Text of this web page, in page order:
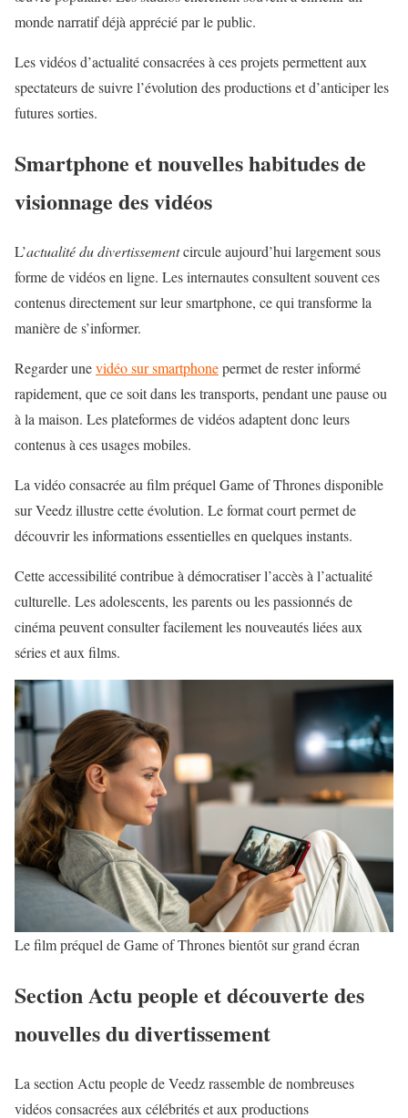
monde narratif déjà apprécié par le public.
Les vidéos d’actualité consacrées à ces projets permettent aux
spectateurs de suivre l’évolution des productions et d’anticiper les
futures sorties.
Smartphone et nouvelles habitudes de
visionnage des vidéos
L’actualité du divertissementcircule aujourd’hui largement sous
forme de vidéos en ligne. Les internautes consultent souvent ces
contenus directement sur leur smartphone, ce qui transforme la
manière de s’informer.
Regarder unevidéo sur smartphonepermet de rester informé
rapidement, que ce soit dans les transports, pendant une pause ou
à la maison. Les plateformes de vidéos adaptent donc leurs
contenus à ces usages mobiles.
La vidéo consacrée au film préquel Game of Thrones disponible
sur Veedz illustre cette évolution. Le format court permet de
découvrir les informations essentielles en quelques instants.
Cette accessibilité contribue à démocratiser l’accès à l’actualité
culturelle. Les adolescents, les parents ou les passionnés de
cinéma peuvent consulter facilement les nouveautés liées aux
séries et aux films.
Le film préquel de Game of Thrones bientôt sur grand écran
Section Actu people et découverte des
nouvelles du divertissement
La section Actu peoplede Veedz rassemble de nombreuses
vidéos consacrées aux célébrités et aux productions